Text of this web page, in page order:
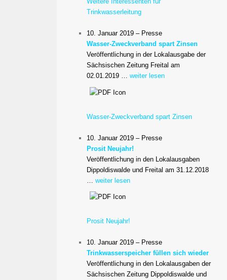
Trinkwasserleitung
10. Januar 2019 – Presse
Wasser-Zweckverband spart Zinsen
Veröffentlichung in der Lokalausgabe der
Sächsischen Zeitung Freital am
02.01.2019 …weiter lesen
Wasser-Zweckverband spart Zinsen
10. Januar 2019 – Presse
Prosit Neujahr!
Veröffentlichung in den Lokalausgaben
Dippoldiswalde und Freital am 31.12.2018
…weiter lesen
Prosit Neujahr!
10. Januar 2019 – Presse
Trinkwasserspeicher füllen sich wieder
Veröffentlichung in den Lokalausgaben der
Sächsischen Zeitung Dippoldiswalde und